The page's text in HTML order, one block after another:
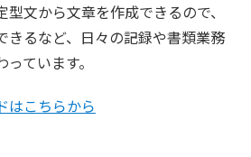
文から文章を作成できるので、
きるなど、日々の記録や書類業務
ています。
こちらから